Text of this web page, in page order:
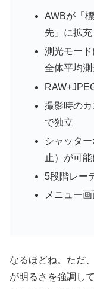
AWBが「
先」に拡充
測光モー
全体平均
撮影時の
で独立
シャッタ
止）が可能
5段階レー
メニュー
なるほどね。ただ
が明るさを強調し